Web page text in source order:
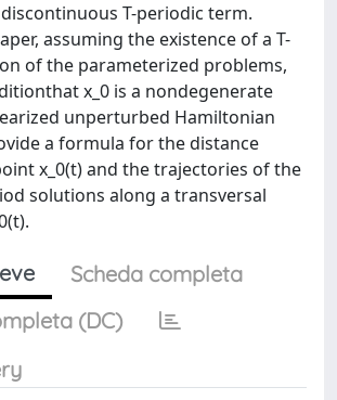
T-periodic term.
assuming the existence of a T-
of the parameterized problems,
x_0 is a nondegenerate
unperturbed Hamiltonian
a formula for the distance
x_0(t) and the trajectories of the
solutions along a transversal
Scheda completa
(DC)